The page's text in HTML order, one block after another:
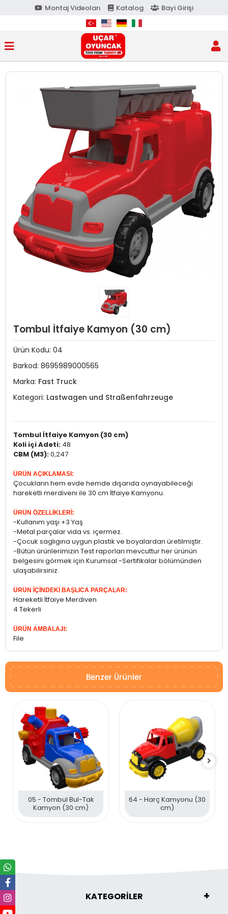
Montaj Videoları Katalog Bayi Girişi
Tombul İtfaiye Kamyon (30 cm)
Ürün Kodu: 04
Barkod: 8695989000565
Marka: Fast Truck
Kategori: Lastwagen und Straßenfahrzeuge
Tombul İtfaiye Kamyon (30 cm)
Koli içi Adeti: 48
CBM (M3):0,247
ÜRÜN AÇIKLAMASI:
Çocukların hem evde hemde dışarıda oynayabileceği
hareketli merdiveni ile 30 cm İtfaiye Kamyonu.
ÜRÜN ÖZELLİKLERİ:
-Kullanım yaşı +3 Yaş
-Metal parçalar vida vs. içermez.
-Çocuk saglıgına uygun plastik ve boyalardan üretilmiştir.
-Bütün ürünlerimizin Test raporları mevcuttur her ürünün
belgesini görmek için Kurumsal -Sertifikalar bölümünden
ulaşabilirsiniz.
ÜRÜN İÇİNDEKİ BAŞLICA PARÇALAR:
Hareketli İtfaiye Merdiven
4 Tekerli
ÜRÜN AMBALAJI:
File
Benzer Ürünler
05 - Tombul Bul-Tak
Kamyon (30 cm)
64 - Harç Kamyonu (30
cm)
KATEGORİLER